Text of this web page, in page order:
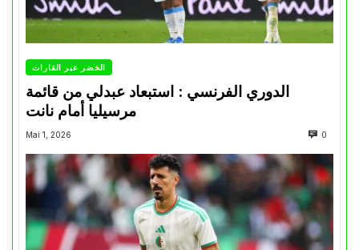
الخضر عبر القارات
الدوري الفرنسي : استبعاد عبدلي من قائمة
مرسيليا أمام نانت
Mai 1, 2026 0